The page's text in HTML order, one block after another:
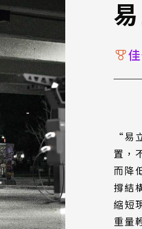
“易
置，
而降
撐結
縮短
重量